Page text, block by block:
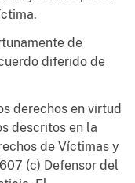
de
diferido de
derechos en virtud
descritos en la
de Víctimas y
(c) Defensor del